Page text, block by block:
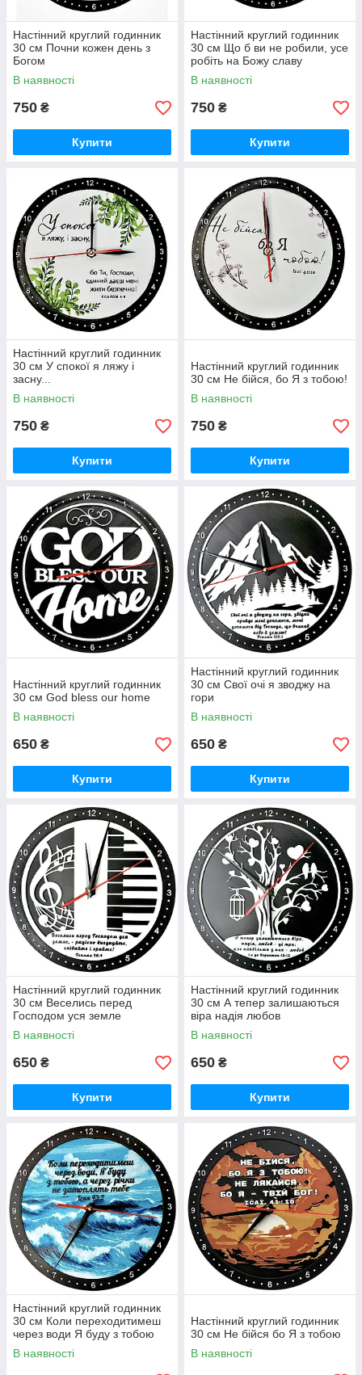
Настінний круглий годинник
30 см Почни кожен день з
Богом
В наявності
750 ₴
Купити
Настінний круглий годинник
30 см Що б ви не робили, усе
робіть на Божу славу
В наявності
750 ₴
Купити
Настінний круглий годинник
30 см У спокої я ляжу і
засну...
В наявності
750 ₴
Купити
Настінний круглий годинник
30 см Не бійся, бо Я з тобою!
В наявності
750 ₴
Купити
Настінний круглий годинник
30 см God bless our home
В наявності
650 ₴
Купити
Настінний круглий годинник
30 см Свої очі я зводжу на
гори
В наявності
650 ₴
Купити
Настінний круглий годинник
30 см Веселись перед
Господом уся земле
В наявності
650 ₴
Купити
Настінний круглий годинник
30 см А тепер залишаються
віра надія любов
В наявності
650 ₴
Купити
Настінний круглий годинник
30 см Коли переходитимеш
через води Я буду з тобою
(3д ефект)
В наявності
Настінний круглий годинник
30 см Не бійся бо Я з тобою
В наявності